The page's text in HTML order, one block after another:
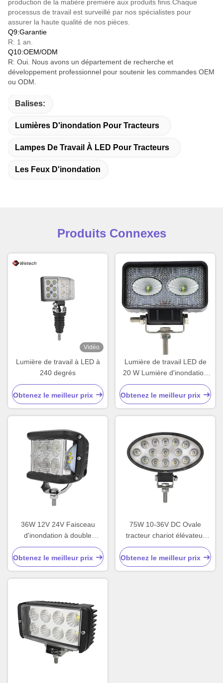
production de la matière première aux produits finis.Chaque
processus de travail est surveillé par nos spécialistes pour
assurer la haute qualité de nos pièces.
Q9:Garantie
R: 1 an.
Q10:OEM/ODM
R: Oui. Nous avons un département de recherche et
développement professionnel pour soutenir les commandes OEM
ou ODM.
Balises:
Lumières D'inondation Pour Tracteurs
Lampes De Travail À LED Pour Tracteurs
Les Feux D'inondation
Produits Connexes
Vidéo
Lumière de travail à LED à
240 degrés
Obtenez le meilleur prix
Lumière de travail LED de
20 W Lumière d'inondation
pour tracteur de moto
Obtenez le meilleur prix
36W 12V 24V Faisceau
d'inondation à double
couleur Strobe latéral LED
Obtenez le meilleur prix
75W 10-36V DC Ovale
tracteur chariot élévateur
LED lumière de travail
Obtenez le meilleur prix